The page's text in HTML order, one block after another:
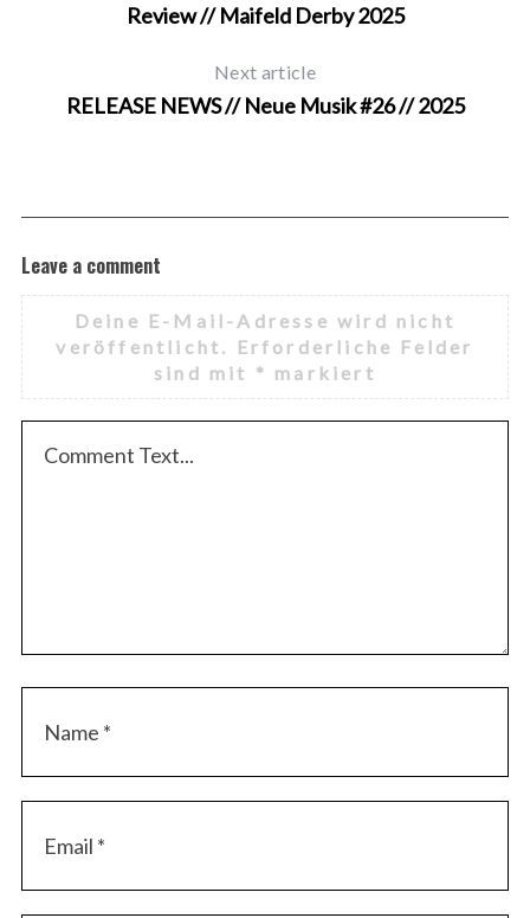
Review // Maifeld Derby 2025
Next article
RELEASE NEWS // Neue Musik #26 // 2025
Leave a comment
Deine E-Mail-Adresse wird nicht
veröffentlicht.
Erforderliche Felder
sind mit * markiert